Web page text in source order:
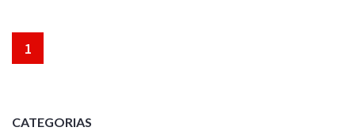
1
CATEGORIAS